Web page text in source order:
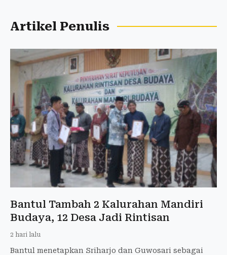
Artikel Penulis
Bantul Tambah 2 Kalurahan Mandiri
Budaya, 12 Desa Jadi Rintisan
2 hari lalu
Bantul menetapkan Sriharjo dan Guwosari sebagai